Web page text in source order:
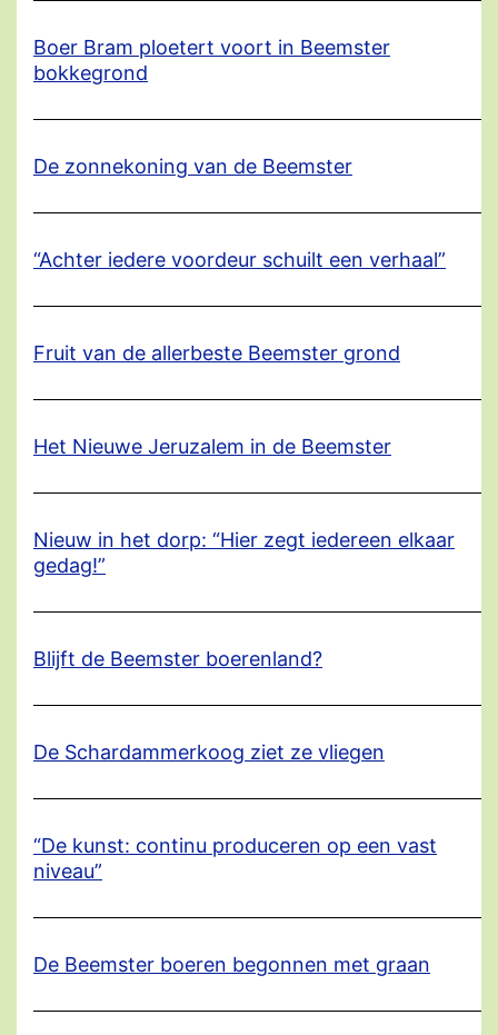
Boer Bram ploetert voort in Beemster
bokkegrond
De zonnekoning van de Beemster
“Achter iedere voordeur schuilt een verhaal”
Fruit van de allerbeste Beemster grond
Het Nieuwe Jeruzalem in de Beemster
Nieuw in het dorp: “Hier zegt iedereen elkaar
gedag!”
Blijft de Beemster boerenland?
De Schardammerkoog ziet ze vliegen
“De kunst: continu produceren op een vast
niveau”
De Beemster boeren begonnen met graan